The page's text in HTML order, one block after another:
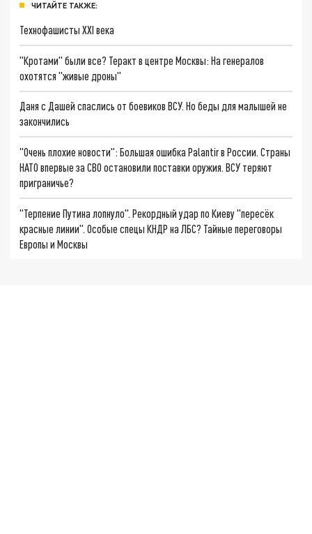
ЧИТАЙТЕ ТАКЖЕ:
Технофашисты XXI века
"Кротами" были все? Теракт в центре Москвы: На генералов
охотятся "живые дроны"
Даня с Дашей спаслись от боевиков ВСУ. Но беды для малышей не
закончились
"Очень плохие новости": Большая ошибка Palantir в России. Страны
НАТО впервые за СВО остановили поставки оружия. ВСУ теряют
приграничье?
"Терпение Путина лопнуло". Рекордный удар по Киеву "пересёк
красные линии". Особые спецы КНДР на ЛБС? Тайные переговоры
Европы и Москвы